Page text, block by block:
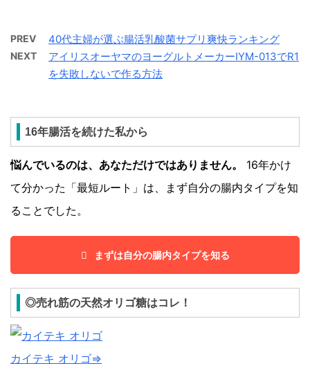
PREV 40代主婦が選ぶ腸活乳酸菌サプリ爽快ランキング
NEXT
アイリスオーヤマのヨーグルトメーカーIYM-013でR1
を失敗しないで作る方法
16年腸活を続けた私から
悩んでいるのは、あなただけではありません。
16年かけ
て分かった「最短ルート」は、まず自分の腸内タイプを知
ることでした。
まずは自分の腸内タイプを知る
◎売れ筋の天然オリゴ糖はコレ！
カイテキ オリゴ⇒